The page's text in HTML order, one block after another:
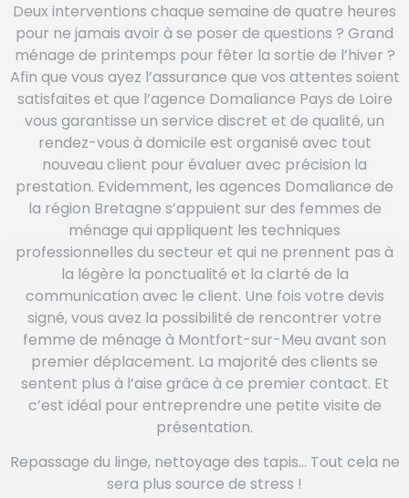
Deux interventions chaque semaine de quatre heures
pour ne jamais avoir à se poser de questions ? Grand
ménage de printemps pour fêter la sortie de l’hiver ?
Afin que vous ayez l’assurance que vos attentes soient
satisfaites et que l’agence Domaliance Pays de Loire
vous garantisse un service discret et de qualité, un
rendez-vous à domicile est organisé avec tout
nouveau client pour évaluer avec précision la
prestation. Evidemment, les agences Domaliance de
la région Bretagne s’appuient sur des femmes de
ménage qui appliquent les techniques
professionnelles du secteur et qui ne prennent pas à
la légère la ponctualité et la clarté de la
communication avec le client. Une fois votre devis
signé, vous avez la possibilité de rencontrer votre
femme de ménage à Montfort-sur-Meu avant son
premier déplacement. La majorité des clients se
sentent plus à l’aise grâce à ce premier contact. Et
c’est idéal pour entreprendre une petite visite de
présentation.
Repassage du linge, nettoyage des tapis… Tout cela ne
sera plus source de stress !